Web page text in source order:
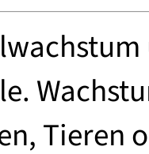
Tieren